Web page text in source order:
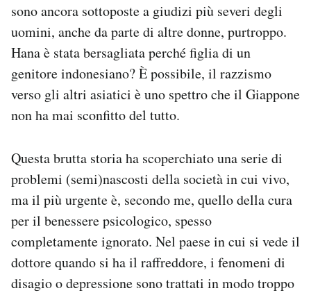
sono ancora sottoposte a giudizi più severi degli
uomini, anche da parte di altre donne, purtroppo.
Hana è stata bersagliata perché figlia di un
genitore indonesiano? È possibile, il razzismo
verso gli altri asiatici è uno spettro che il Giappone
non ha mai sconfitto del tutto.
Questa brutta storia ha scoperchiato una serie di
problemi (semi)nascosti della società in cui vivo,
ma il più urgente è, secondo me, quello della cura
per il benessere psicologico, spesso
completamente ignorato. Nel paese in cui si vede il
dottore quando si ha il raffreddore, i fenomeni di
disagio o depressione sono trattati in modo troppo